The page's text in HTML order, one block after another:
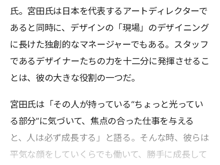
氏。宮田氏は日本を代表するアートディレクターで
あると同時に、デザインの「現場」のデザイニング
に長けた独創的なマネージャーでもある。スタッフ
であるデザイナーたちの力を十二分に発揮させるこ
とは、彼の大きな役割の一つだ。
宮田氏は「その人が持っている“ちょっと光ってい
る部分”に気づいて、焦点の合った仕事を与える
と、人は必ず成長する」と語る。そんな時、彼らは
平気な顔をしていくらでも働いて、勝手に成長して